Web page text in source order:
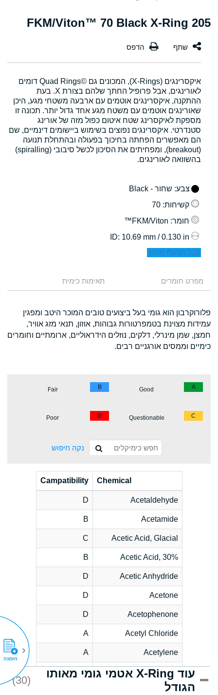
205 FKM/Viton™ 70 Black X-Ring
איקסרינגים (X-Rings), המכונים גם Quad Rings©‎ דומים
לאורינגים, אבל פרופיל החתך שלהם בצורת X. בעת
ההתקנה, איקסרינגים אוטמים עם ארבעה משטחי מגע, היכן
שאורינגים אוטמים עם משטח מגע אחד גדול יותר. תכונה זו
מספקת לאיקסרינג שטח איטום כפול מזה של אורינג
סטנדרטי. איקסרינגים נפוצים בשימוש ביישומים דינמיים, שם
הם מאפשרים הפחתה בחיכוך בפעולה ובהתחלת תנועה
(breakout), ומפחיתים את הסיכון לכשל סיבובי (spiralling)
בהשוואה לאורינגים.
צבע: שחור - Black
קשיחות: 70
חומר: FKM/Viton™
: 10.69 mm / 0.130 in
קבל הצעת מחיר
מפרט חומרים תאימות כימית
פלורוקרבון הוא גומי בעל ביצועים טובים המוכר היטב ומפגין
עמידות מצוינת בטמפרטורות גבוהות, אוזון, תנאי מזג אוויר,
חמצן, שמן מינרלי, דלקים, נוזלים הידראוליים, ארומתיים וחומרים
כימיים וממסים אורגניים רבים.
A
Good
B
Fair
C
Questionable
D
Poor
נקה חיפוש
Chemical
Campatibility
Acetaldehyde
D
Acetamide
B
Acetic Acid, Glacial
C
Acetic Acid, 30%
B
Acetic Anhydride
D
Acetone
D
Acetophenone
D
Acetyl Chloride
A
Acetylene
A
Acrlylonitrile
C
Adipic Acid
עוד X-Ring אטמי גומי מאותו
הגודל
(30)
הזמנה